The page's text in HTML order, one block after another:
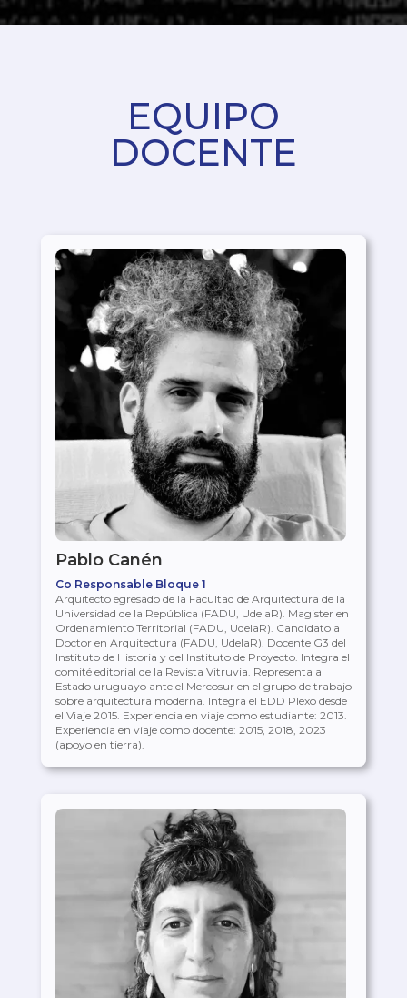
EQUIPO
DOCENTE
Pablo Canén
Co Responsable Bloque 1
Arquitecto egresado de la Facultad de Arquitectura de la
Universidad de la República (FADU, UdelaR). Magister en
Ordenamiento Territorial (FADU, UdelaR). Candidato a
Doctor en Arquitectura (FADU, UdelaR). Docente G3 del
Instituto de Historia y del Instituto de Proyecto. Integra el
comité editorial de la Revista Vitruvia. Representa al
Estado uruguayo ante el Mercosur en el grupo de trabajo
sobre arquitectura moderna. Integra el EDD Plexo desde
el Viaje 2015. Experiencia en viaje como estudiante: 2013.
Experiencia en viaje como docente: 2015, 2018, 2023
(apoyo en tierra).